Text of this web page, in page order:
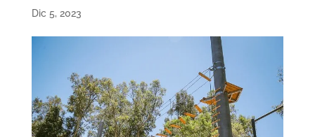
Dic 5, 2023